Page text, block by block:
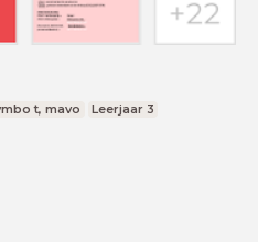
t, mavo Leerjaar 3